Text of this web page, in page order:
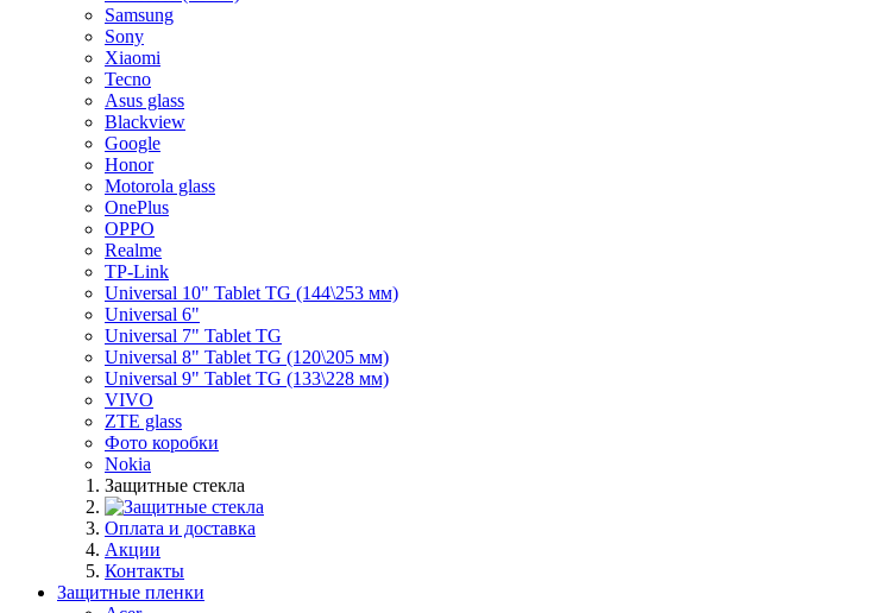
Samsung
Sony
Xiaomi
Tecno
Asus glass
Blackview
Google
Honor
Motorola glass
OnePlus
OPPO
Realme
TP-Link
Universal 10" Tablet TG (144\253 мм)
Universal 6"
Universal 7" Tablet TG
Universal 8" Tablet TG (120\205 мм)
Universal 9" Tablet TG (133\228 мм)
VIVO
ZTE glass
Фото коробки
Nokia
Защитные стекла
Оплата и доставка
Акции
Контакты
Защитные пленки